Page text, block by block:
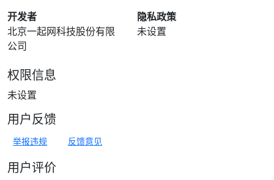
开发者
北京一起网科技股份有限
公司
隐私政策
未设置
权限信息
未设置
用户反馈
举报违规 反馈意见
用户评价